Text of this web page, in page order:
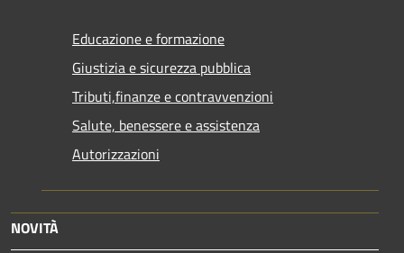
Educazione e formazione
Giustizia e sicurezza pubblica
Tributi,finanze e contravvenzioni
Salute, benessere e assistenza
Autorizzazioni
NOVITÀ